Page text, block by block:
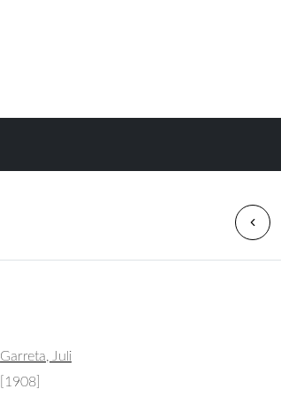
Garreta, Juli
[1908]